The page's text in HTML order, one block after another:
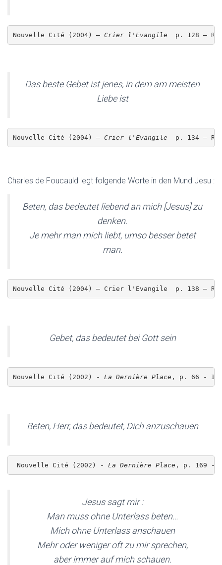
Nouvelle Cité (2004) – Crier l'Evangile p. 128 –
Das beste Gebet ist jenes, in dem am meisten
Liebe ist
Nouvelle Cité (2004) – Crier l'Evangile p. 134 –
Charles de Foucauld legt folgende Worte in den Mund Jesu :
Beten, das bedeutet liebend an mich [Jesus] zu
denken.
Je mehr man mich liebt, umso besser betet
man.
Nouvelle Cité (2004) – Crier l'Evangile  p. 138 –
Gebet, das bedeutet bei Gott sein
Nouvelle Cité (2002) - La Dernière Place , p. 66 -
Beten, Herr, das bedeutet, Dich anzuschauen
Nouvelle Cité (2002) - La Dernière Place , p. 169 -
Jesus sagt mir :
Man muss ohne Unterlass beten…
Mich ohne Unterlass anschauen
Mehr oder weniger oft zu mir sprechen,
aber immer auf mich schauen.